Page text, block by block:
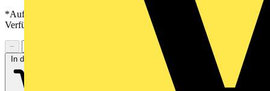
*Auf Anfrage verfügbar - bitte in den Warenkorb legen, um
Verfügbarkeit zu prüfen
−
In den Warenkorb